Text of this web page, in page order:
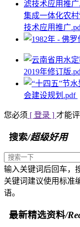
集成一体化农
技术应用推广
2019年修订版
会建设规划.pdf
您必须 [ 登录 ] 才能评
搜索/超级好用
输入关键词后回车，
关键词建议使用标准
语。
最新精选资料/